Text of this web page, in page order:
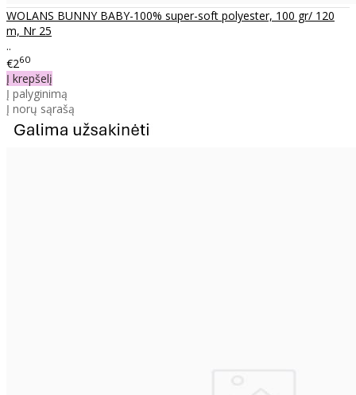
WOLANS BUNNY BABY-100% super-soft polyester, 100 gr/ 120
m, Nr 25
..
€260
Į krepšelį
Į palyginimą
Į norų sąrašą